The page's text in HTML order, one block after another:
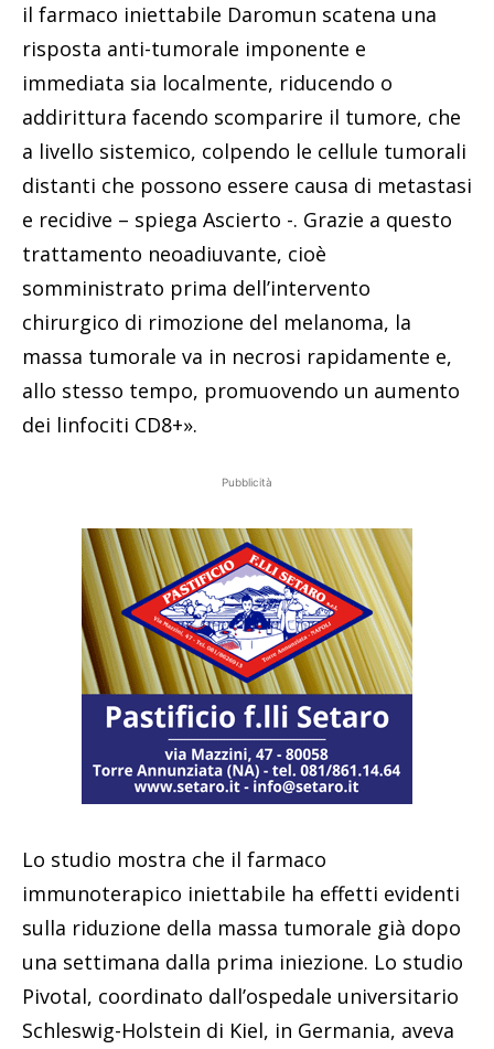
il farmaco iniettabile Daromun scatena una
risposta anti-tumorale imponente e
immediata sia localmente, riducendo o
addirittura facendo scomparire il tumore, che
a livello sistemico, colpendo le cellule tumorali
distanti che possono essere causa di metastasi
e recidive – spiega Ascierto -. Grazie a questo
trattamento neoadiuvante, cioè
somministrato prima dell’intervento
chirurgico di rimozione del melanoma, la
massa tumorale va in necrosi rapidamente e,
allo stesso tempo, promuovendo un aumento
dei linfociti CD8+».
Pubblicità
Lo studio mostra che il farmaco
immunoterapico iniettabile ha effetti evidenti
sulla riduzione della massa tumorale già dopo
una settimana dalla prima iniezione. Lo studio
Pivotal, coordinato dall’ospedale universitario
Schleswig-Holstein di Kiel, in Germania, aveva